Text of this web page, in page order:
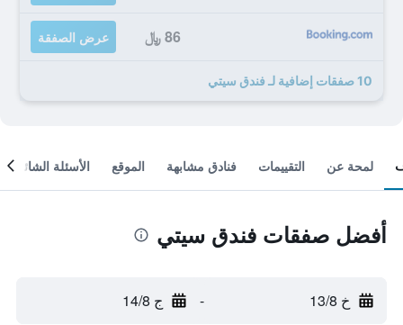
86 ﷼ عرض الصفقة
10 صفقات إضافية لـ فندق سيتي
لمحة عن التقييمات فنادق مشابهة الموقع الأسئلة الشائعة
أفضل صفقات فندق سيتي
خ 13/8 - ج 14/8